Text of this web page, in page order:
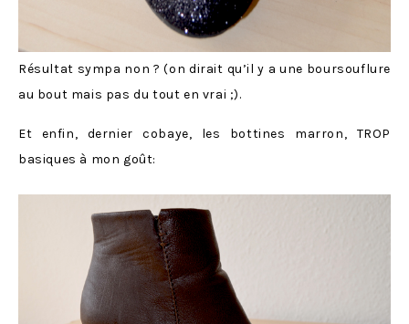
Résultat sympa non ? (on dirait qu’il y a une boursouflure
au bout mais pas du tout en vrai ;).
Et enfin, dernier cobaye, les bottines marron, TROP
basiques à mon goût: